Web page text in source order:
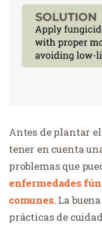
Antes de plantar el
tener en cuenta
problemas que
enfermedades
comunes. La
prácticas de